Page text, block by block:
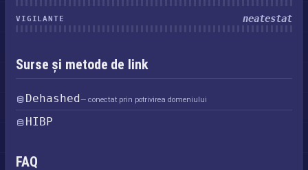
VIGILANTE neatestat
Surse și metode de link
Dehashed— conectat prin potrivirea domeniului
HIBP
FAQ